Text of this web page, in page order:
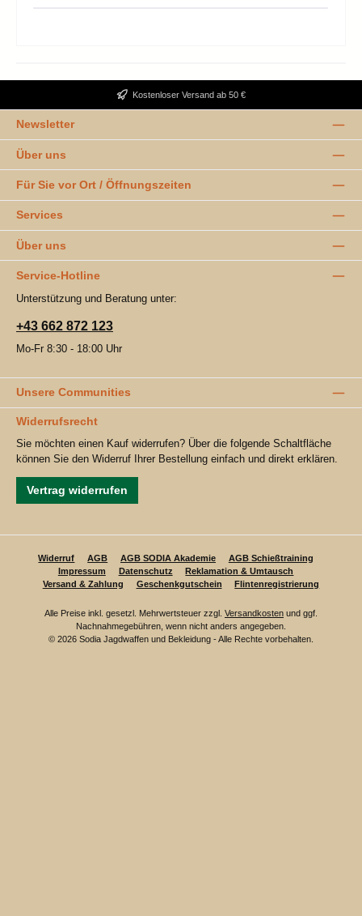
Kostenloser Versand ab 50 €
Newsletter
Über uns
Für Sie vor Ort / Öffnungszeiten
Services
Über uns
Service-Hotline
Unterstützung und Beratung unter:
+43 662 872 123
Mo-Fr 8:30 - 18:00 Uhr
Unsere Communities
Widerrufsrecht
Sie möchten einen Kauf widerrufen? Über die folgende Schaltfläche
können Sie den Widerruf Ihrer Bestellung einfach und direkt erklären.
Vertrag widerrufen
Widerruf AGB AGB SODIA Akademie
AGB Schießtraining
Impressum
Datenschutz
Reklamation & Umtausch
Versand & Zahlung
Geschenkgutschein Flintenregistrierung
Alle Preise inkl. gesetzl. Mehrwertsteuer zzgl. Versandkosten und ggf.
Nachnahmegebühren, wenn nicht anders angegeben.
© 2026 Sodia Jagdwaffen und Bekleidung - Alle Rechte vorbehalten.